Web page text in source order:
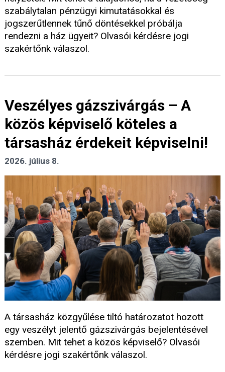
szabálytalan pénzügyi kimutatásokkal és
jogszerűtlennek tűnő döntésekkel próbálja
rendezni a ház ügyeit? Olvasói kérdésre jogi
szakértőnk válaszol.
Veszélyes gázszivárgás – A
közös képviselő köteles a
társasház érdekeit képviselni!
2026. július 8.
A társasház közgyűlése tiltó határozatot hozott
egy veszélyt jelentő gázszivárgás bejelentésével
szemben. Mit tehet a közös képviselő? Olvasói
kérdésre jogi szakértőnk válaszol.